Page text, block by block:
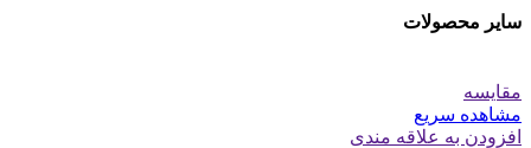
سایر محصولات
مقایسه
مشاهده سریع
افزودن به علاقه مندی